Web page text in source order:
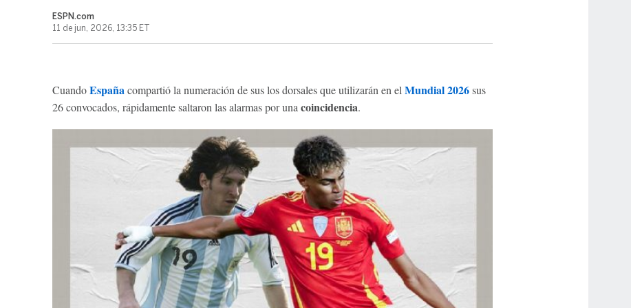
ESPN.com
11 de jun, 2026, 13:35 ET
Cuando España compartió la numeración de sus los dorsales que utilizarán en el Mundial 2026 sus
26 convocados, rápidamente saltaron las alarmas por unacoincidencia.